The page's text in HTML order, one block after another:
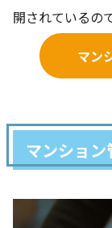
開されているの
マン
マンショ